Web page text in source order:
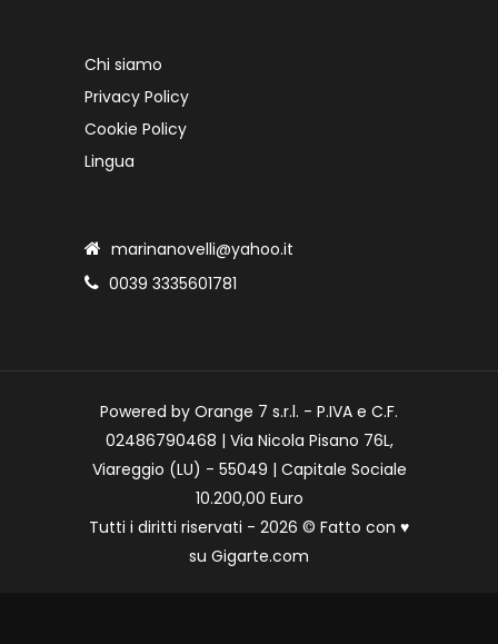
Chi siamo
Privacy Policy
Cookie Policy
Lingua
marinanovelli@yahoo.it
0039 3335601781
Powered by Orange 7 s.r.l. - P.IVA e C.F.
02486790468 | Via Nicola Pisano 76L,
Viareggio (LU) - 55049 | Capitale Sociale
10.200,00 Euro
Tutti i diritti riservati - 2026 © Fatto con ♥
su Gigarte.com